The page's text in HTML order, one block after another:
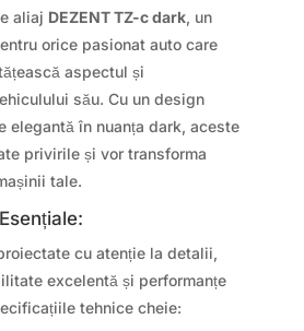
aliaj DEZENT TZ-c dark, un
orice pasionat auto care
aspectul și
său. Cu un design
elegantă în nuanța dark, aceste
privirile și vor transforma
tale.
cu atenție la detalii,
excelentă și performanțe
tehnice cheie: